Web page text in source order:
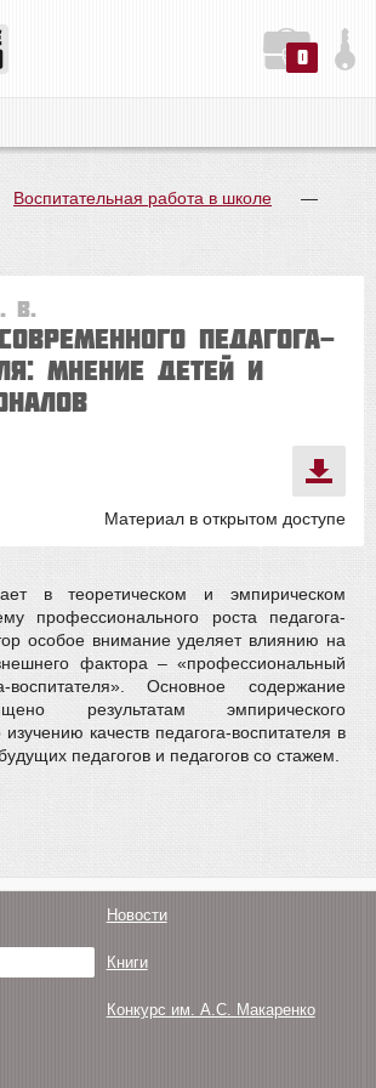
0
Воспитательная работа в школе
—
В.
педагога-
мнение детей и
Материал в открытом доступе
в теоретическом и эмпирическом
профессионального роста педагога-
особое внимание уделяет влиянию на
фактора – «профессиональный
воспитателя». Основное содержание
результатам эмпирического
качеств педагога-воспитателя в
педагогов и педагогов со стажем.
Новости
Книги
Конкурс им. А.С. Макаренко